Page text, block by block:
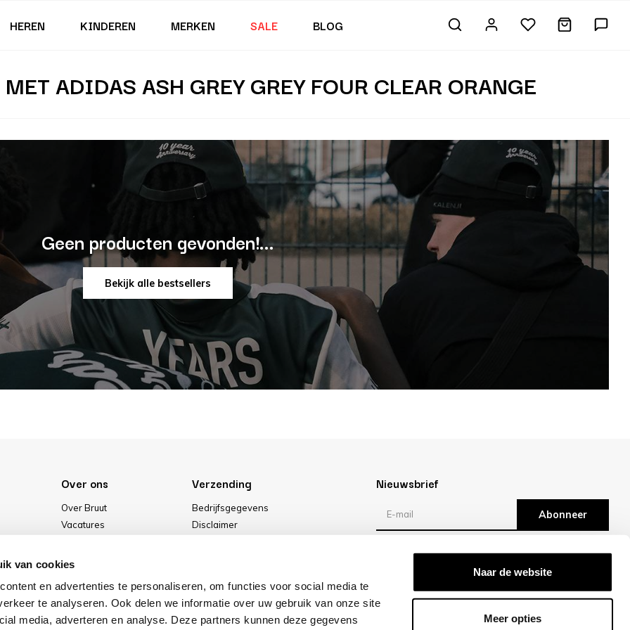
van cookies
en advertenties te personaliseren, om functies voor social media te
te analyseren. Ook delen we informatie over uw gebruik van onze site
media, adverteren en analyse. Deze partners kunnen deze gegevens
Naar de website
Meer opties
HEREN KINDEREN MERKEN SALE BLOG
ADIDAS ASH GREY GREY FOUR CLEAR ORANGE
Geen producten gevonden!...
Bekijk alle bestsellers
Over ons
Over Bruut
Vacatures
Onze winkel
Verzending
Bedrijfsgegevens
Disclaimer
Nieuwsbrief
Abonneer
Reviews
/10 -klantbeoordelingen